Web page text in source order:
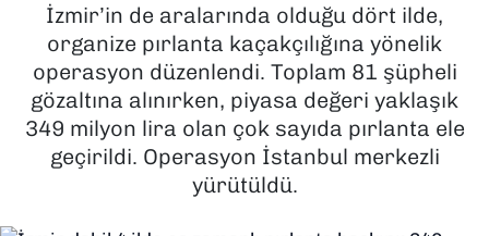
İzmir’in de aralarında olduğu dört ilde,
organize pırlanta kaçakçılığına yönelik
operasyon düzenlendi. Toplam 81 şüpheli
gözaltına alınırken, piyasa değeri yaklaşık
349 milyon lira olan çok sayıda pırlanta ele
geçirildi. Operasyon İstanbul merkezli
yürütüldü.
MAGAZİN
POLİTİKA
SAĞLIK
Haber Arşivi